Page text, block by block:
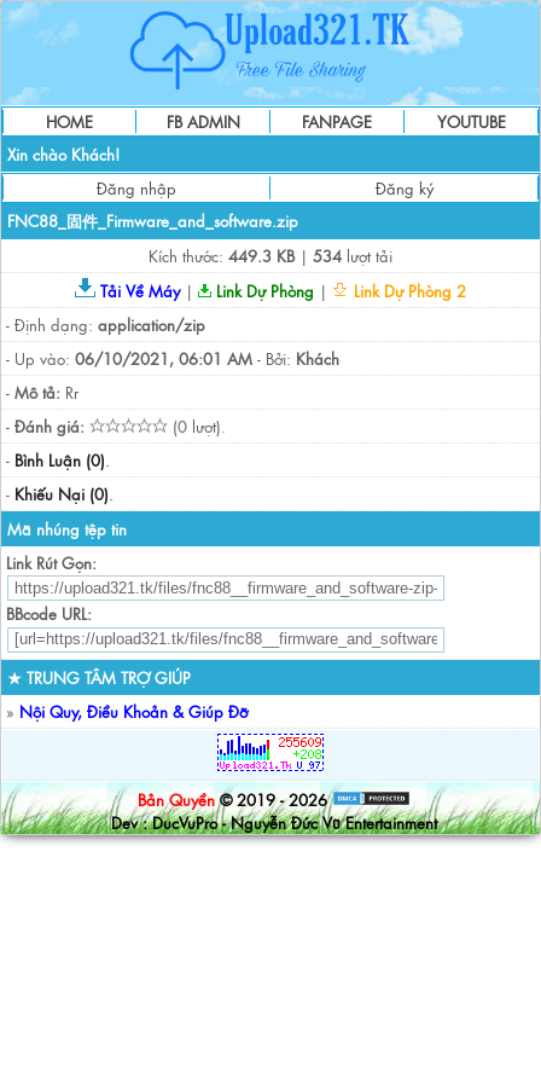
HOME FB ADMIN FANPAGE
YOUTUBE
Xin chào Khách!
Đăng nhập
Đăng ký
FNC88_固件_Firmware_and_software.zip
Kích thước: 449.3 KB| 534 lượt tải
Tải Về Máy| Link Dự Phòng |
Link Dự Phòng 2
- Định dạng: application/zip
- Up vào: 06/10/2021, 06:01 AM - Bởi: Khách
- Mô tả: Rr
- Đánh giá:
(0 lượt).
- Bình Luận (0).
- Khiếu Nại (0).
Mã nhúng tệp tin
Link Rút Gọn:
BBcode URL:
★ TRUNG TÂM TRỢ GIÚP
» Nội Quy, Điều Khoản & Giúp Đỡ
Bản Quyền © 2019 - 2026
Dev : DucVuPro - Nguyễn Đức Vũ Entertainment